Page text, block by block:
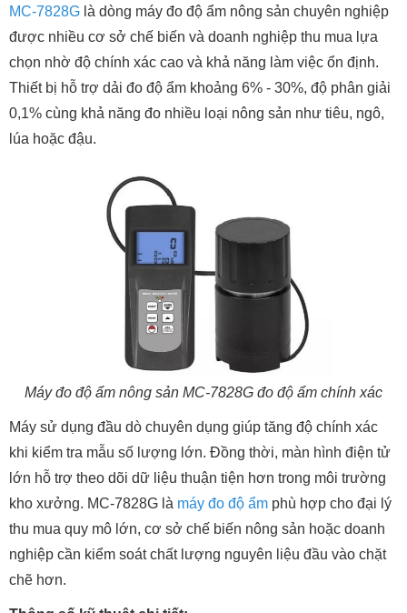
MC-7828G là dòng máy đo độ ẩm nông sản chuyên nghiệp
được nhiều cơ sở chế biến và doanh nghiệp thu mua lựa
chọn nhờ độ chính xác cao và khả năng làm việc ổn định.
Thiết bị hỗ trợ dải đo độ ẩm khoảng 6% - 30%, độ phân giải
0,1% cùng khả năng đo nhiều loại nông sản như tiêu, ngô,
lúa hoặc đậu.
Máy đo độ ẩm nông sản MC-7828G đo độ ẩm chính xác
Máy sử dụng đầu dò chuyên dụng giúp tăng độ chính xác
khi kiểm tra mẫu số lượng lớn. Đồng thời, màn hình điện tử
lớn hỗ trợ theo dõi dữ liệu thuận tiện hơn trong môi trường
kho xưởng. MC-7828G là máy đo độ ẩm phù hợp cho đại lý
thu mua quy mô lớn, cơ sở chế biến nông sản hoặc doanh
nghiệp cần kiểm soát chất lượng nguyên liệu đầu vào chặt
chẽ hơn.